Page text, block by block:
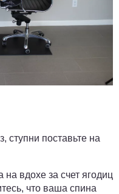
ступни поставьте на
вдохе за счет ягодиц
что ваша спина